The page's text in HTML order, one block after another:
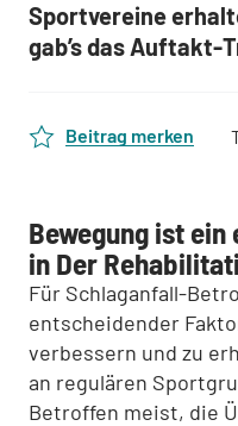
Sportvereine
gab’s das Auftakt-
Beitrag merken
Bewegung ist
in Der
Für Schlaganfall-
entscheidender
verbessern und zu
an regulären
Betroffen meist, die